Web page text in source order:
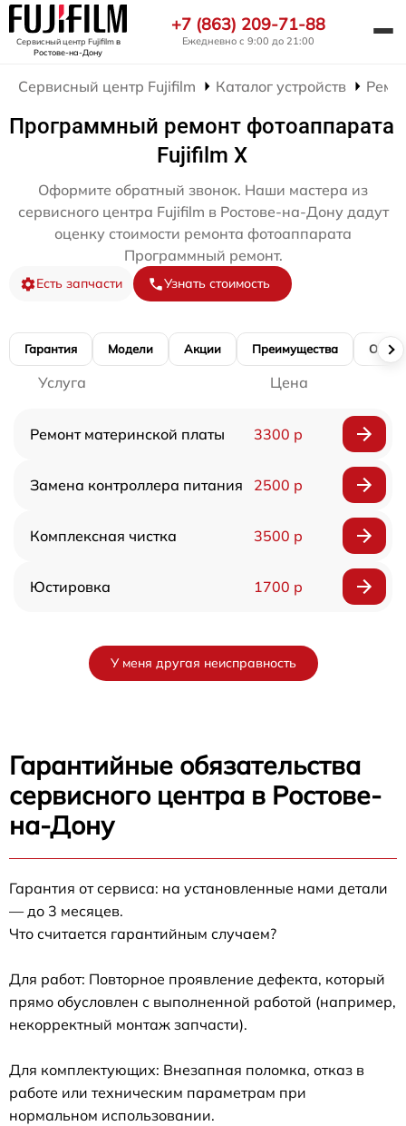
Сервисный центр Fujifilmв
Ростове-на-Дону
+7 (863) 209-71-88
Ежедневно с 9:00 до 21:00
Сервисный центр Fujifilm Каталог устройств
Программный ремонт фотоаппарата
Fujifilm X
Оформите обратный звонок. Наши мастера из
сервисного центра Fujifilm в Ростове-на-Дону дадут
оценку стоимости ремонта фотоаппарата
Программный ремонт.
Есть запчасти Узнать стоимость
Гарантия Модели Акции Преимущества
Услуга Цена
Ремонт материнской платы 3300 р
Замена контроллера питания 2500 р
Комплексная чистка 3500 р
Юстировка 1700 р
У меня другая неисправность
Гарантийные обязательства
сервисного центра в Ростове-
на-Дону
Гарантия от сервиса: на установленные нами детали
— до 3 месяцев.
Что считается гарантийным случаем?
Для работ: Повторное проявление дефекта, который
прямо обусловлен с выполненной работой (например,
некорректный монтаж запчасти).
Для комплектующих: Внезапная поломка, отказ в
работе или техническим параметрам при
нормальном использовании.